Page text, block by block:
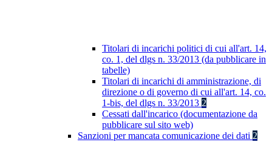
Titolari di incarichi politici di cui all'art. 14,
co. 1, del dlgs n. 33/2013 (da pubblicare in
tabelle)
Titolari di incarichi di amministrazione, di
direzione o di governo di cui all'art. 14, co.
1-bis, del dlgs n. 33/2013 2
Cessati dall'incarico (documentazione da
pubblicare sul sito web)
Sanzioni per mancata comunicazione dei dati 2